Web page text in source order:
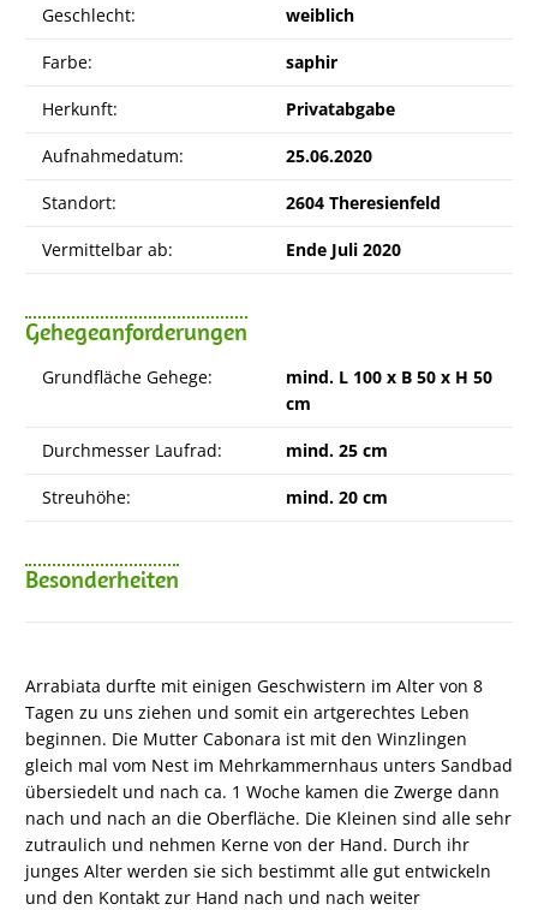
Geschlecht: weiblich
Farbe: saphir
Herkunft: Privatabgabe
Aufnahmedatum: 25.06.2020
Standort: 2604 Theresienfeld
Vermittelbar ab: Ende Juli 2020
Gehegeanforderungen
Grundfläche Gehege:
mind. L 100 x B 50 x H 50
cm
Durchmesser Laufrad: mind. 25 cm
Streuhöhe: mind. 20 cm
Besonderheiten
Arrabiata durfte mit einigen Geschwistern im Alter von 8
Tagen zu uns ziehen und somit ein artgerechtes Leben
beginnen. Die Mutter Cabonara ist mit den Winzlingen
gleich mal vom Nest im Mehrkammernhaus unters Sandbad
übersiedelt und nach ca. 1 Woche kamen die Zwerge dann
nach und nach an die Oberfläche. Die Kleinen sind alle sehr
zutraulich und nehmen Kerne von der Hand. Durch ihr
junges Alter werden sie sich bestimmt alle gut entwickeln
und den Kontakt zur Hand nach und nach weiter